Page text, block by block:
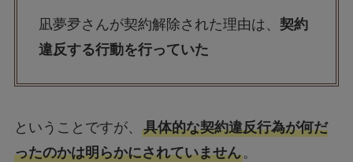
凪夢夛さんが契約解除された理由は、 契約
違反する行動を行っていた
ということですが、 具体的な契約違反行為が何だ
ったのかは明らかにされていません。